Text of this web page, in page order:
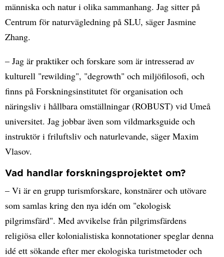
människa och natur i olika sammanhang. Jag sitter på
Centrum för naturvägledning på SLU, säger Jasmine
Zhang.
– Jag är praktiker och forskare som är intresserad av
kulturell "rewilding", "degrowth" och miljöfilosofi, och
finns på Forskningsinstitutet för organisation och
näringsliv i hållbara omställningar (ROBUST) vid Umeå
universitet. Jag jobbar även som vildmarksguide och
instruktör i friluftsliv och naturlevande, säger Maxim
Vlasov.
Vad handlar forskningsprojektet om?
– Vi är en grupp turismforskare, konstnärer och utövare
som samlas kring den nya idén om "ekologisk
pilgrimsfärd". Med avvikelse från pilgrimsfärdens
religiösa eller kolonialistiska konnotationer speglar denna
idé ett sökande efter mer ekologiska turistmetoder och